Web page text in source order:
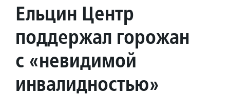
Ельцин Центр
поддержал горожан
с «невидимой
инвалидностью»